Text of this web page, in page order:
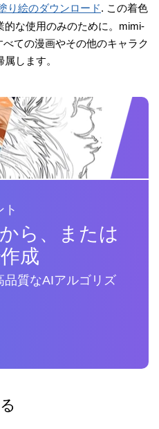
り絵のダウンロード. この着色
な使用のみのために。mimi-
ての漫画やその他のキャラク
します。
ら、または
成
質なAIアルゴリズ